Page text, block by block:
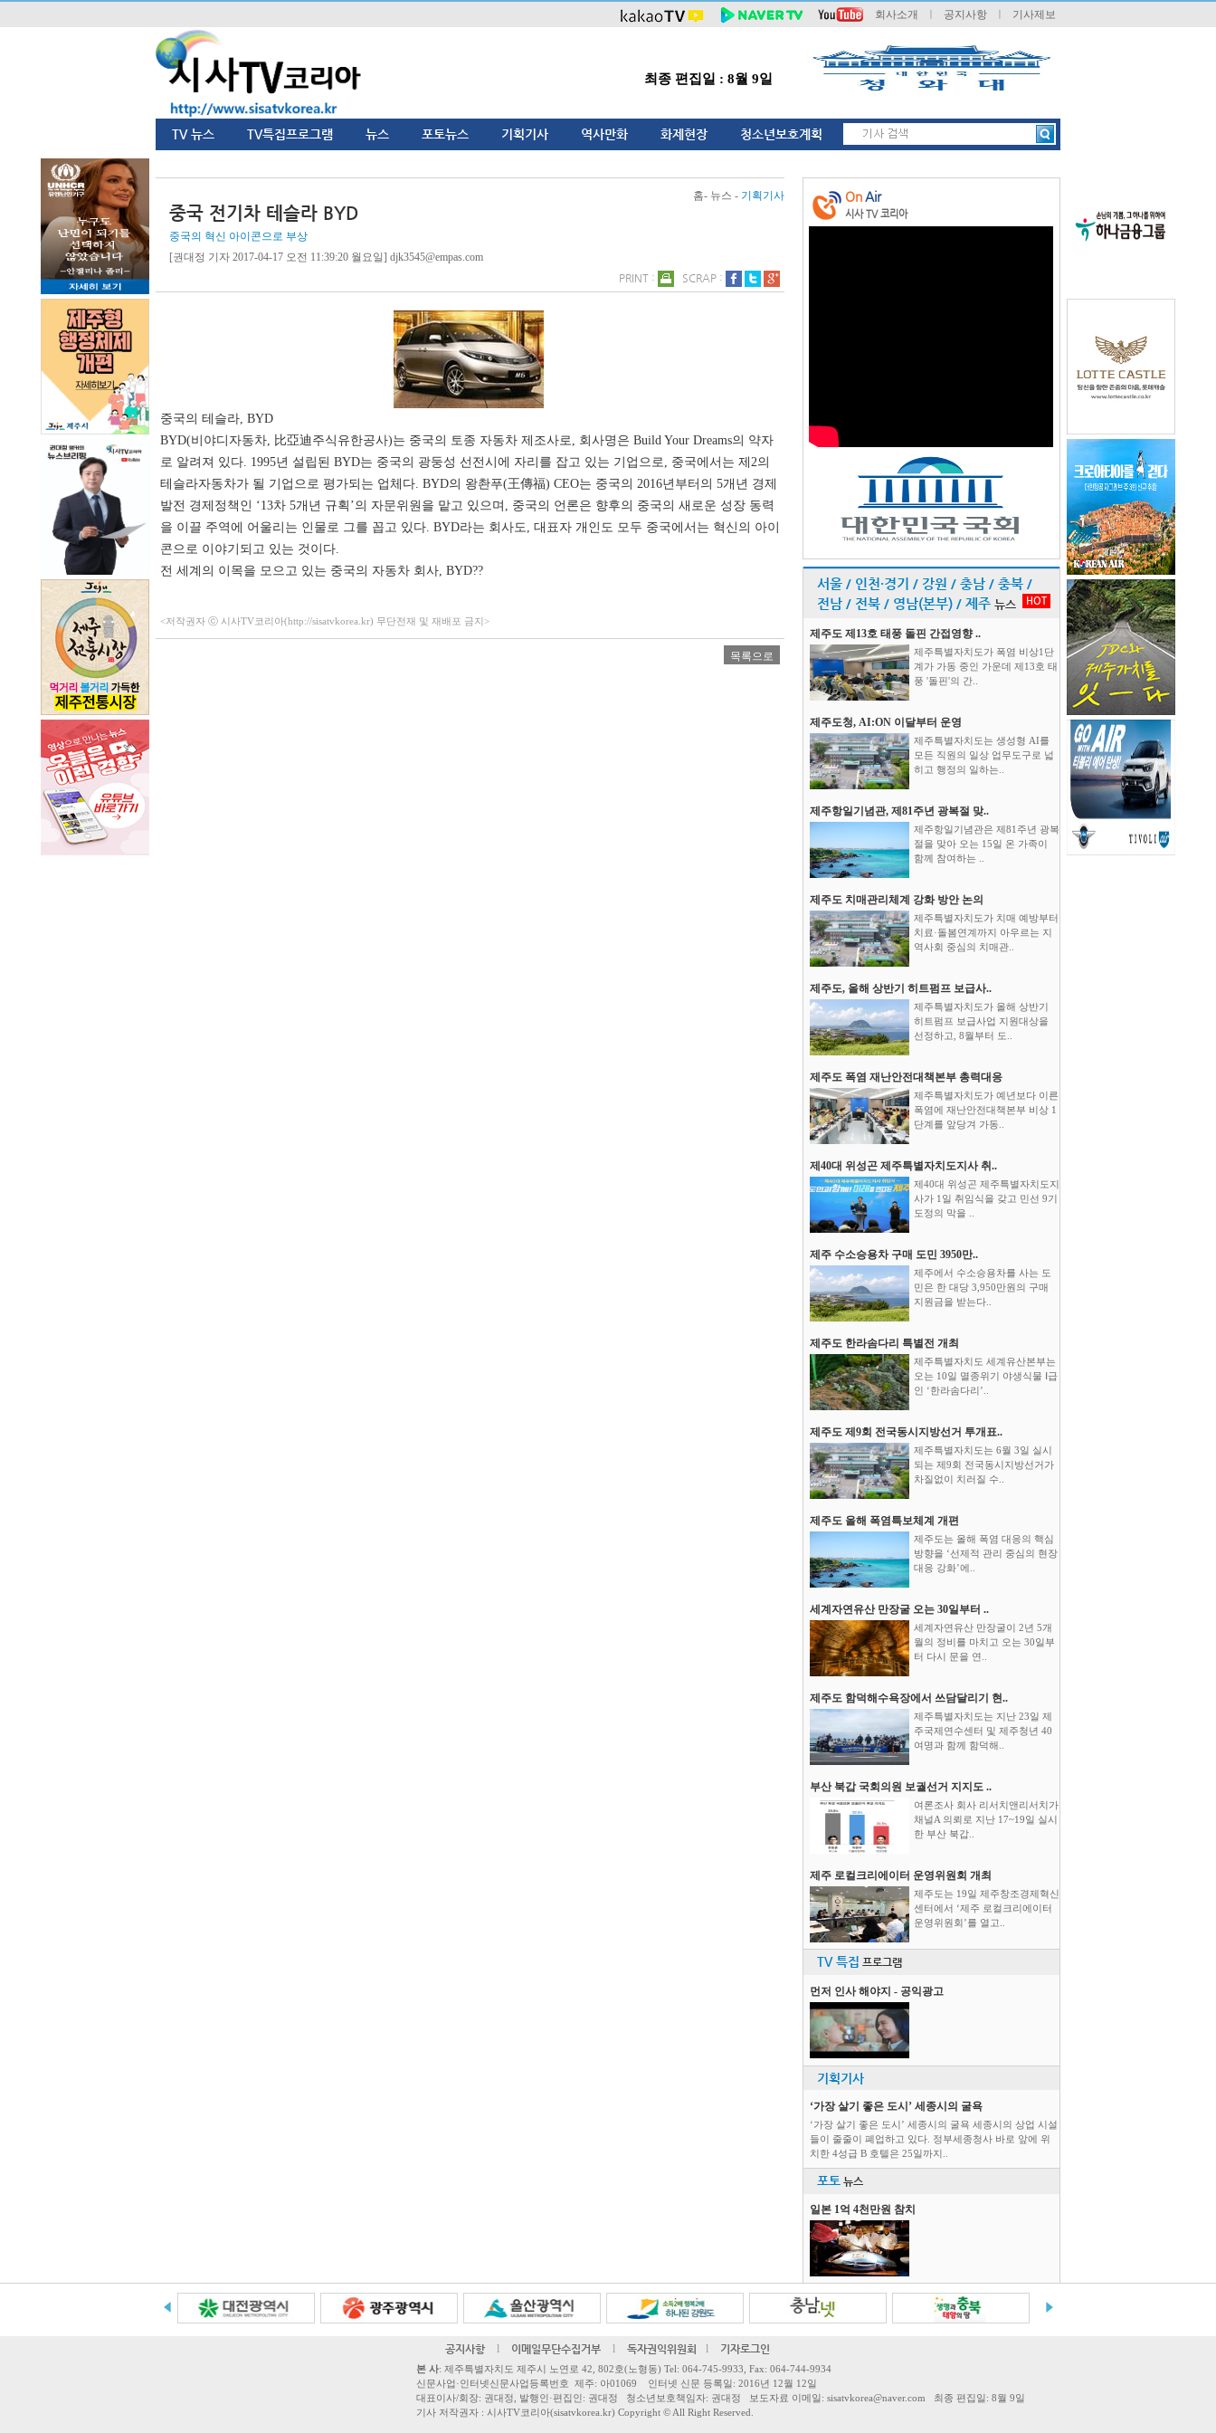
회사소개 공지사항 기사제보
최종 편집일 : 8월 9일
TV 뉴스 TV특집프로그램 뉴스 포토뉴스 기획기사 역사만화 화제현장 청소년보호계획
홈- 뉴스 - 기획기사
중국 전기차 테슬라 BYD
중국의 혁신 아이콘으로 부상
[권대정 기자 2017-04-17 오전 11:39:20 월요일] djk3545@empas.com
PRINT :
SCRAP :
중국의 테슬라, BYD
BYD(비야디자동차, 比亞迪주식유한공사)는 중국의 토종 자동차 제조사로, 회사명은 Build Your Dreams의 약자
로 알려져 있다. 1995년 설립된 BYD는 중국의 광둥성 선전시에 자리를 잡고 있는 기업으로, 중국에서는 제2의
테슬라자동차가 될 기업으로 평가되는 업체다. BYD의 왕촨푸(王傳福) CEO는 중국의 2016년부터의 5개년 경제
발전 경제정책인 ‘13차 5개년 규획’의 자문위원을 맡고 있으며, 중국의 언론은 향후의 중국의 새로운 성장 동력
을 이끌 주역에 어울리는 인물로 그를 꼽고 있다. BYD라는 회사도, 대표자 개인도 모두 중국에서는 혁신의 아이
콘으로 이야기되고 있는 것이다.
전 세계의 이목을 모으고 있는 중국의 자동차 회사, BYD??
<저작권자 ⓒ 시사TV코리아(http://sisatvkorea.kr) 무단전재 및 재배포 금지>
목록으로
On Air
시사 TV 코리아
서울 / 인천·경기 / 강원 / 충남 / 충북 /
전남 / 전북 / 영남(본부) / 제주 뉴스 HOT
제주도 제13호 태풍 돌핀 간접영향 ..
제주특별자치도가 폭염 비상1단
계가 가동 중인 가운데 제13호 태
풍 '돌핀'의 간..
제주도청, AI:ON 이달부터 운영
제주특별자치도는 생성형 AI를
모든 직원의 일상 업무도구로 넓
히고 행정의 일하는..
제주항일기념관, 제81주년 광복절 맞..
제주항일기념관은 제81주년 광복
절을 맞아 오는 15일 온 가족이
함께 참여하는 ..
제주도 치매관리체계 강화 방안 논의
제주특별자치도가 치매 예방부터
치료·돌봄연계까지 아우르는 지
역사회 중심의 치매관..
제주도, 올해 상반기 히트펌프 보급사..
제주특별자치도가 올해 상반기
히트펌프 보급사업 지원대상을
선정하고, 8월부터 도..
제주도 폭염 재난안전대책본부 총력대응
제주특별자치도가 예년보다 이른
폭염에 재난안전대책본부 비상 1
단계를 앞당겨 가동..
제40대 위성곤 제주특별자치도지사 취..
제40대 위성곤 제주특별자치도지
사가 1일 취임식을 갖고 민선 9기
도정의 막을 ..
제주 수소승용차 구매 도민 3950만..
제주에서 수소승용차를 사는 도
민은 한 대당 3,950만원의 구매
지원금을 받는다..
제주도 한라솜다리 특별전 개최
제주특별자치도 세계유산본부는
오는 10일 멸종위기 야생식물 Ⅰ급
인 ‘한라솜다리’..
제주도 제9회 전국동시지방선거 투개표..
제주특별자치도는 6월 3일 실시
되는 제9회 전국동시지방선거가
차질없이 치러질 수..
제주도 올해 폭염특보체계 개편
제주도는 올해 폭염 대응의 핵심
방향을 ‘선제적 관리 중심의 현장
대응 강화’에..
세계자연유산 만장굴 오는 30일부터 ..
세계자연유산 만장굴이 2년 5개
월의 정비를 마치고 오는 30일부
터 다시 문을 연..
제주도 함덕해수욕장에서 쓰담달리기 현..
제주특별자치도는 지난 23일 제
주국제연수센터 및 제주청년 40
여명과 함께 함덕해..
부산 북갑 국회의원 보궐선거 지지도 ..
여론조사 회사 리서치앤리서치가
채널A 의뢰로 지난 17~19일 실시
한 부산 북갑..
제주 로컬크리에이터 운영위원회 개최
제주도는 19일 제주창조경제혁신
센터에서 ‘제주 로컬크리에이터
운영위원회’를 열고..
TV 특집 프로그램
먼저 인사 해야지 - 공익광고
기획기사
‘가장 살기 좋은 도시’ 세종시의 굴욕
‘가장 살기 좋은 도시’ 세종시의 굴욕 세종시의 상업 시설
들이 줄줄이 폐업하고 있다. 정부세종청사 바로 앞에 위
치한 4성급 B 호텔은 25일까지..
포토 뉴스
일본 1억 4천만원 참치
공지사항 l 이메일무단수집거부 l 독자권익위원회 l 기자로그인
본 사: 제주특별자치도 제주시 노연로 42, 802호(노형동) Tel: 064-745-9933, Fax: 064-744-9934
신문사업·인터넷신문사업등록번호 제주: 아01069 인터넷 신문 등록일: 2016년 12월 12일
대표이사/회장: 권대정, 발행인·편집인: 권대정 청소년보호책임자: 권대정 보도자료 이메일: sisatvkorea@naver.com 최종 편집일: 8월 9일
기사 저작권자 : 시사TV코리아(sisatvkorea.kr) Copyright © All Right Reserved.